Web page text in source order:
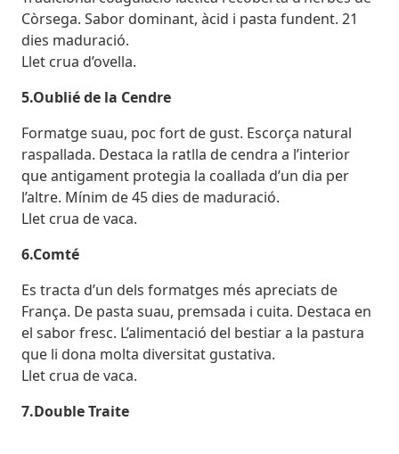
Còrsega. Sabor dominant, àcid i pasta fundent. 21
dies maduració.
Llet crua d’ovella.
5.Oublié de la Cendre
Formatge suau, poc fort de gust. Escorça natural
raspallada. Destaca la ratlla de cendra a l’interior
que antigament protegia la coallada d’un dia per
l’altre. Mínim de 45 dies de maduració.
Llet crua de vaca.
6.Comté
Es tracta d’un dels formatges més apreciats de
França. De pasta suau, premsada i cuita. Destaca en
el sabor fresc. L’alimentació del bestiar a la pastura
que li dona molta diversitat gustativa.
Llet crua de vaca.
7.Double Traite